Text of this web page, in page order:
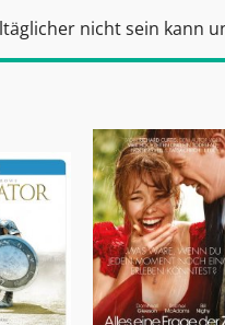
nicht sein kann